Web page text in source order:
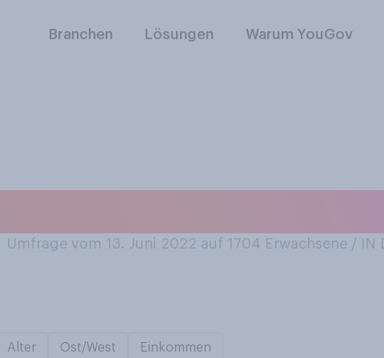
Branchen Lösungen Warum YouGov
Umfrage vom 13. Juni 2022 auf 1704 Erwachsene / IN
Alter Ost/West Einkommen